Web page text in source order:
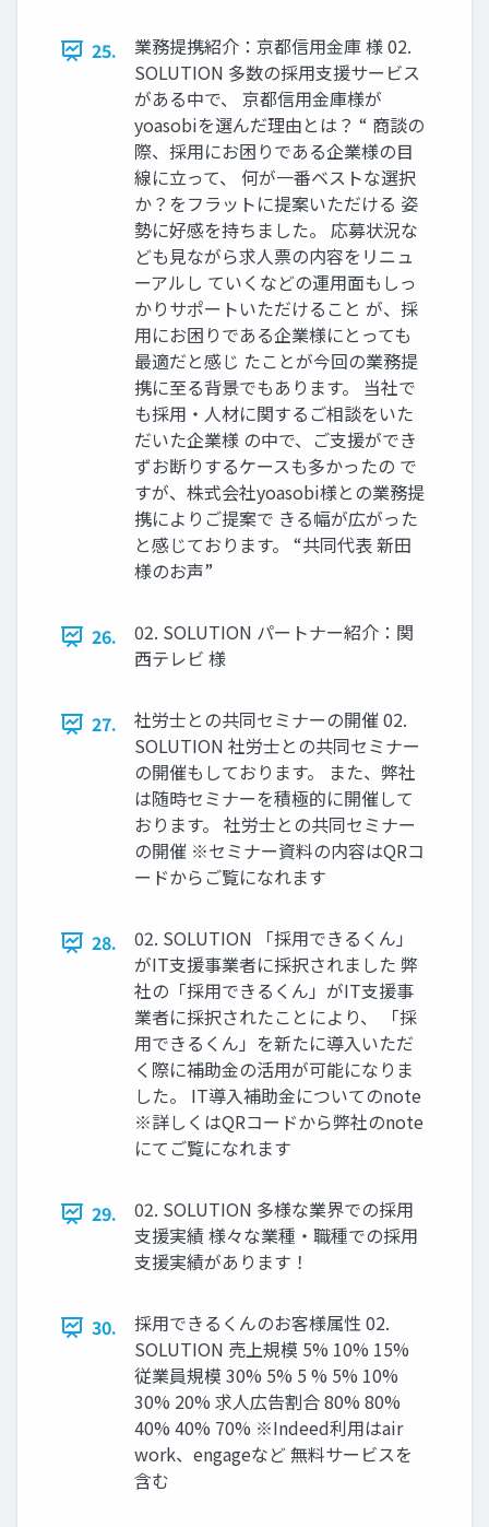
25.
業務提携紹介：京都信用金庫 様 02.
SOLUTION 多数の採用支援サービス
がある中で、 京都信用金庫様が
yoasobiを選んだ理由とは？ “ 商談の
際、採用にお困りである企業様の目
線に立って、 何が一番ベストな選択
か？をフラットに提案いただける 姿
勢に好感を持ちました。 応募状況な
ども見ながら求人票の内容をリニュ
ーアルし ていくなどの運用面もしっ
かりサポートいただけること が、採
用にお困りである企業様にとっても
最適だと感じ たことが今回の業務提
携に至る背景でもあります。 当社で
も採用・人材に関するご相談をいた
だいた企業様 の中で、ご支援ができ
ずお断りするケースも多かったの で
すが、株式会社yoasobi様との業務提
携によりご提案で きる幅が広がった
と感じております。 “共同代表 新田
様のお声”
26.
02. SOLUTION パートナー紹介：関
西テレビ 様
27.
社労士との共同セミナーの開催 02.
SOLUTION 社労士との共同セミナー
の開催もしております。 また、弊社
は随時セミナーを積極的に開催して
おります。 社労士との共同セミナー
の開催 ※セミナー資料の内容はQRコ
ードからご覧になれます
28.
02. SOLUTION 「採用できるくん」
がIT支援事業者に採択されました 弊
社の「採用できるくん」がIT支援事
業者に採択されたことにより、 「採
用できるくん」を新たに導入いただ
く際に補助金の活用が可能になりま
した。 IT導入補助金についてのnote
※詳しくはQRコードから弊社のnote
にてご覧になれます
29.
02. SOLUTION 多様な業界での採用
支援実績 様々な業種・職種での採用
支援実績があります！
30.
採用できるくんのお客様属性 02.
SOLUTION 売上規模 5% 10% 15%
従業員規模 30% 5% 5 % 5% 10%
30% 20% 求人広告割合 80% 80%
40% 40% 70% ※Indeed利用はair
work、engageなど 無料サービスを
含む